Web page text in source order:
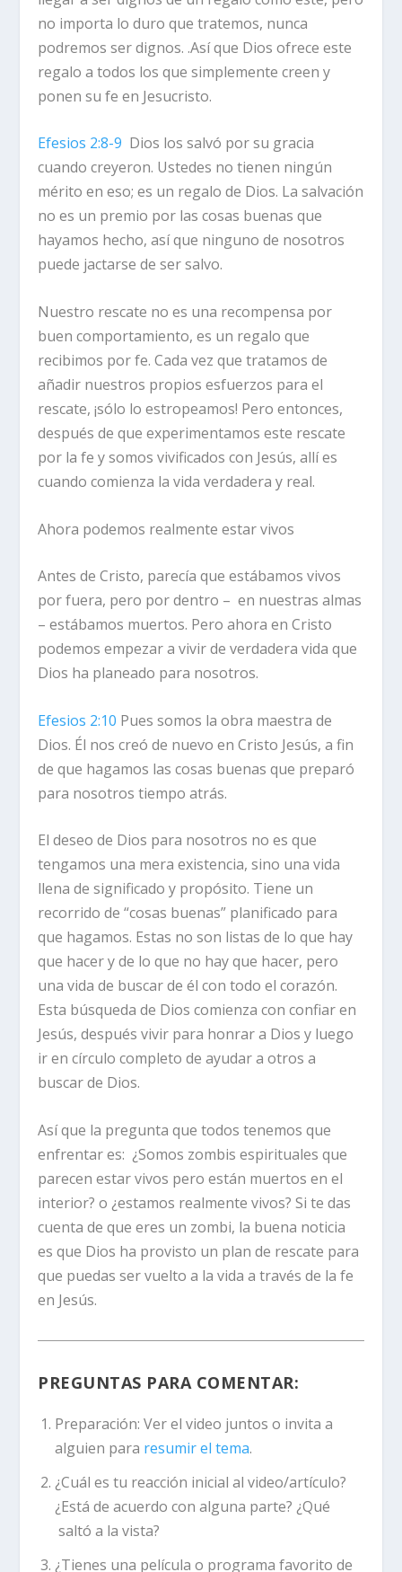
no importa lo duro que tratemos, nunca
podremos ser dignos. .Así que Dios ofrece este
regalo a todos los que simplemente creen y
ponen su fe en Jesucristo.
Efesios 2:8-9 Dios los salvó por su gracia
cuando creyeron. Ustedes no tienen ningún
mérito en eso; es un regalo de Dios. La salvación
no es un premio por las cosas buenas que
hayamos hecho, así que ninguno de nosotros
puede jactarse de ser salvo.
Nuestro rescate no es una recompensa por
buen comportamiento, es un regalo que
recibimos por fe. Cada vez que tratamos de
añadir nuestros propios esfuerzos para el
rescate, ¡sólo lo estropeamos! Pero entonces,
después de que experimentamos este rescate
por la fe y somos vivificados con Jesús, allí es
cuando comienza la vida verdadera y real.
Ahora podemos realmente estar vivos
Antes de Cristo, parecía que estábamos vivos
por fuera, pero por dentro – en nuestras almas
– estábamos muertos. Pero ahora en Cristo
podemos empezar a vivir de verdadera vida que
Dios ha planeado para nosotros.
Efesios 2:10 Pues somos la obra maestra de
Dios. Él nos creó de nuevo en Cristo Jesús, a fin
de que hagamos las cosas buenas que preparó
para nosotros tiempo atrás.
El deseo de Dios para nosotros no es que
tengamos una mera existencia, sino una vida
llena de significado y propósito. Tiene un
recorrido de “cosas buenas” planificado para
que hagamos. Estas no son listas de lo que hay
que hacer y de lo que no hay que hacer, pero
una vida de buscar de él con todo el corazón.
Esta búsqueda de Dios comienza con confiar en
Jesús, después vivir para honrar a Dios y luego
ir en círculo completo de ayudar a otros a
buscar de Dios.
Así que la pregunta que todos tenemos que
enfrentar es: ¿Somos zombis espirituales que
parecen estar vivos pero están muertos en el
interior? o ¿estamos realmente vivos? Si te das
cuenta de que eres un zombi, la buena noticia
es que Dios ha provisto un plan de rescate para
que puedas ser vuelto a la vida a través de la fe
en Jesús.
PREGUNTAS PARA COMENTAR:
Preparación: Ver el video juntos o invita a
alguien para resumir el tema.
¿Cuál es tu reacción inicial al video/artículo?
¿Está de acuerdo con alguna parte? ¿Qué
saltó a la vista?
¿Tienes una película o programa favorito de